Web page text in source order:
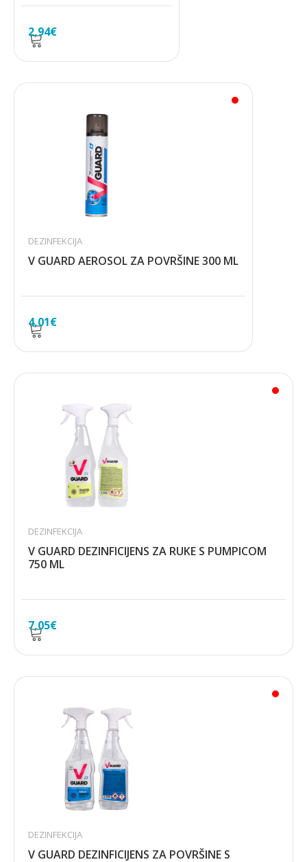
2,94€
4,01€
DEZINFEKCIJA
V GUARD AEROSOL ZA POVRŠINE 300 ML
7,05€
DEZINFEKCIJA
V GUARD DEZINFICIJENS ZA RUKE S PUMPICOM
750 ML
DEZINFEKCIJA
V GUARD DEZINFICIJENS ZA POVRŠINE S